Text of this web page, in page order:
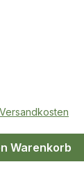
Warenkorb